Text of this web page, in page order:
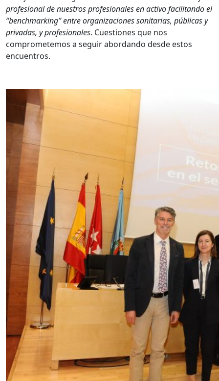
profesional de nuestros profesionales en activo facilitando el
“benchmarking” entre organizaciones sanitarias, públicas y
privadas, y profesionales. Cuestiones que nos
comprometemos a seguir abordando desde estos
encuentros.